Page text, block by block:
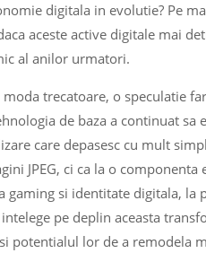
digitala in evolutie? Pe
aceste active digitale mai
al anilor urmatori.
trecatoare, o speculatie
de baza a continuat sa
care depasesc cu mult
JPEG, ci ca la o
gaming si identitate digitala, la
pe deplin aceasta
potentialul lor de a remodela